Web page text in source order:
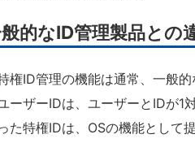
的なID管理製品との
権ID管理の機能は通常、一般
ーザーIDは、ユーザーとIDが
た特権IDは、OSの機能として